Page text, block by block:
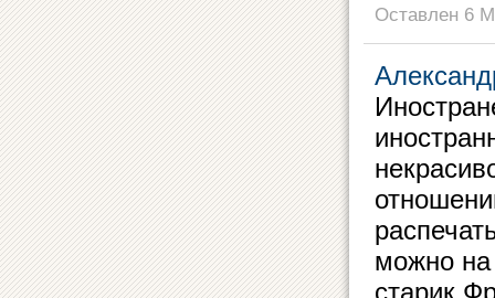
Оставлен 6
можно на
старик